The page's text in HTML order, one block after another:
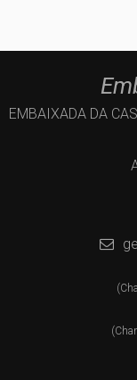
EMBAIXADA DA